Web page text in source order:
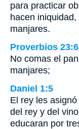
para practicar
hacen
manjares.
Proverbios 23:6
No comas el
manjares;
Daniel 1:5
El rey les
del rey y del
educaran por